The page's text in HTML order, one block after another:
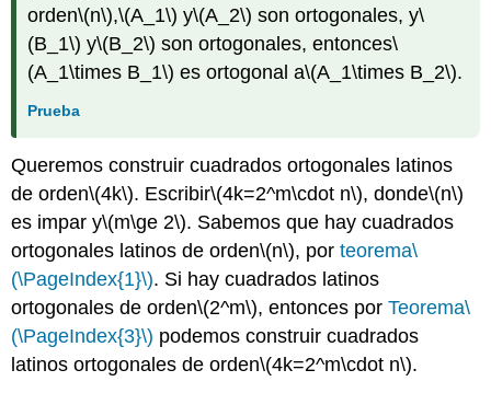
orden\(n\),\(A_1\) y\(A_2\) son ortogonales, y\
(B_1\) y\(B_2\) son ortogonales, entonces\
(A_1\times B_1\) es ortogonal a\(A_1\times B_2\).
Prueba
Queremos construir cuadrados ortogonales latinos
de orden\(4k\). Escribir\(4k=2^m\cdot n\), donde\(n\)
es impar y\(m\ge 2\). Sabemos que hay cuadrados
ortogonales latinos de orden\(n\), porteorema\
(\PageIndex{1}\). Si hay cuadrados latinos
ortogonales de orden\(2^m\), entonces porTeorema\
(\PageIndex{3}\) podemos construir cuadrados
latinos ortogonales de orden\(4k=2^m\cdot n\).